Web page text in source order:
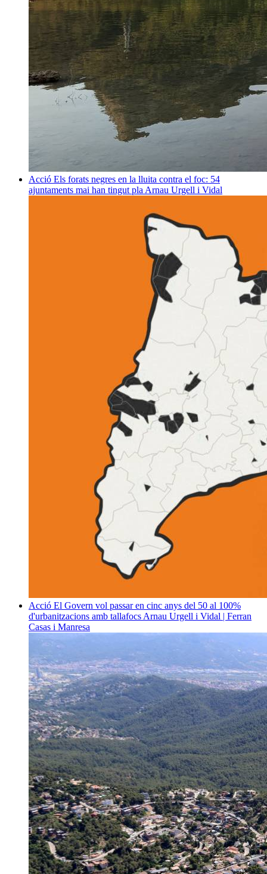
Acció Els forats negres en la lluita contra el foc: 54
ajuntaments mai han tingut pla Arnau Urgell i Vidal
Acció El Govern vol passar en cinc anys del 50 al 100%
d'urbanitzacions amb tallafocs Arnau Urgell i Vidal | Ferran
Casas i Manresa